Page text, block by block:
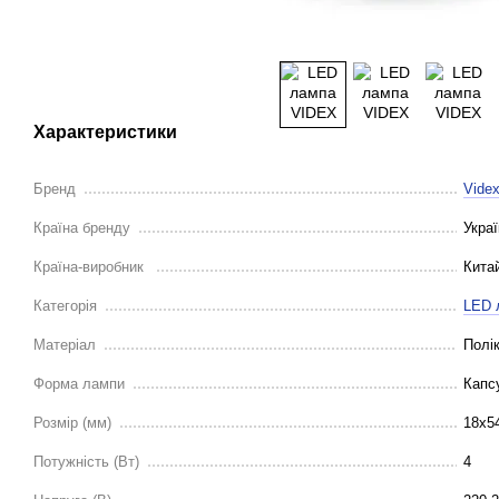
Характеристики
Бренд Videx
Країна бренду
Країна-виробник
Категорія LED
Матеріал
Форма лампи
Розмір (мм)
Потужність (Вт) 4